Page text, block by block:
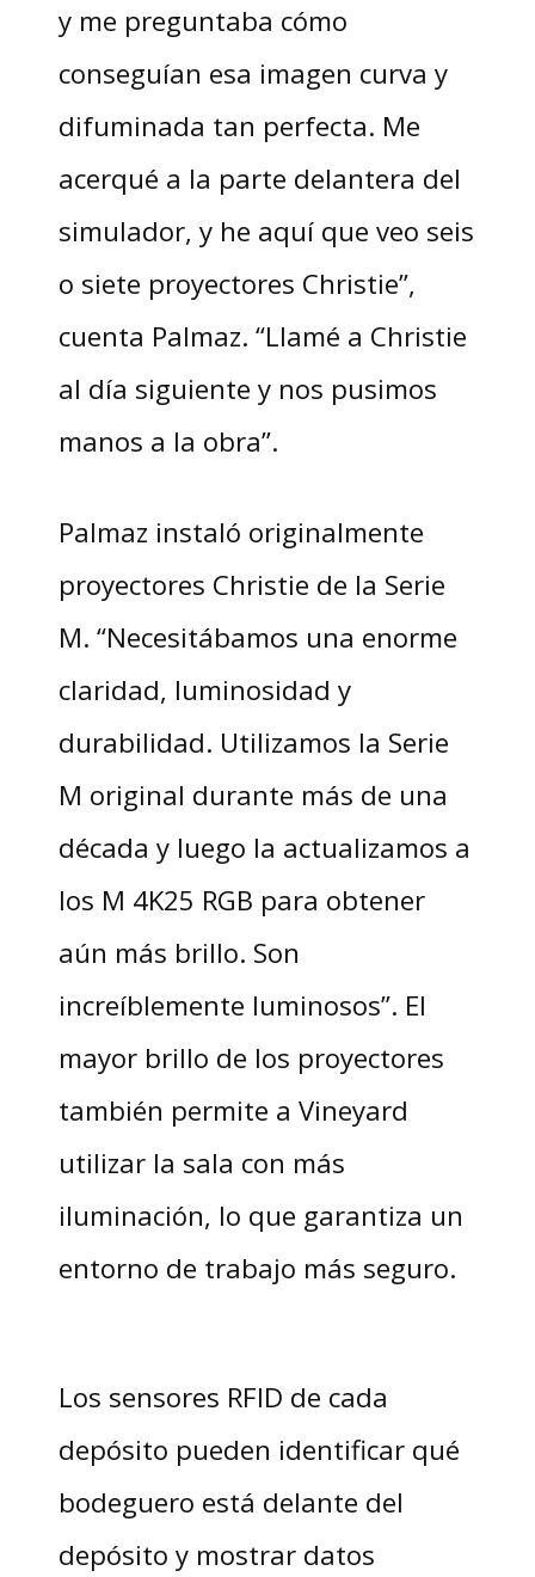
y me preguntaba cómo
conseguían esa imagen curva y
difuminada tan perfecta. Me
acerqué a la parte delantera del
simulador, y he aquí que veo seis
o siete proyectores Christie”,
cuenta Palmaz. “Llamé a Christie
al día siguiente y nos pusimos
manos a la obra”.
Palmaz instaló originalmente
proyectores Christie de la Serie
M. “Necesitábamos una enorme
claridad, luminosidad y
durabilidad. Utilizamos la Serie
M original durante más de una
década y luego la actualizamos a
los M 4K25 RGB para obtener
aún más brillo. Son
increíblemente luminosos”. El
mayor brillo de los proyectores
también permite a Vineyard
utilizar la sala con más
iluminación, lo que garantiza un
entorno de trabajo más seguro.
Los sensores RFID de cada
depósito pueden identificar qué
bodeguero está delante del
depósito y mostrar datos